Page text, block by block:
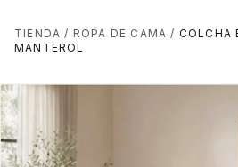
TIENDA / ROPA DE CAMA / COLCHA
MANTEROL